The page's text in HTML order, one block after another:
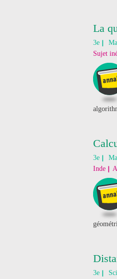
La
3e
Sujet
3e
Inde
3e